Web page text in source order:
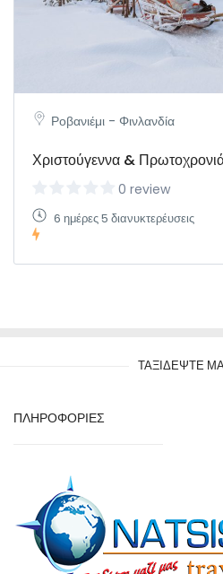
Ροβανιέμι - Φινλανδία
Χριστούγεννα &
0 review
6 ημέρες 5 διανυκτερέυσεις
ΤΑΞΙΔΕΨΤΕ
ΠΛΗΡΟΦΟΡΙΕΣ